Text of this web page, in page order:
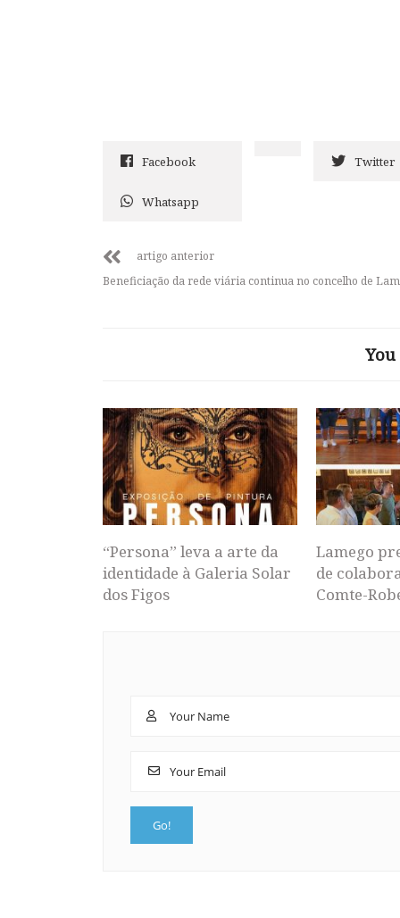
Facebook Twitter
Whatsapp
artigo anterior
Beneficiação da rede viária continua no concelho de
“Persona” leva a arte da
identidade à Galeria Solar
dos Figos
Lamego
de
Comte-